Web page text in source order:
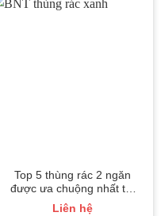
Top 5 thùng rác 2 ngăn
được ưa chuộng nhất thị
trường
Liên hệ